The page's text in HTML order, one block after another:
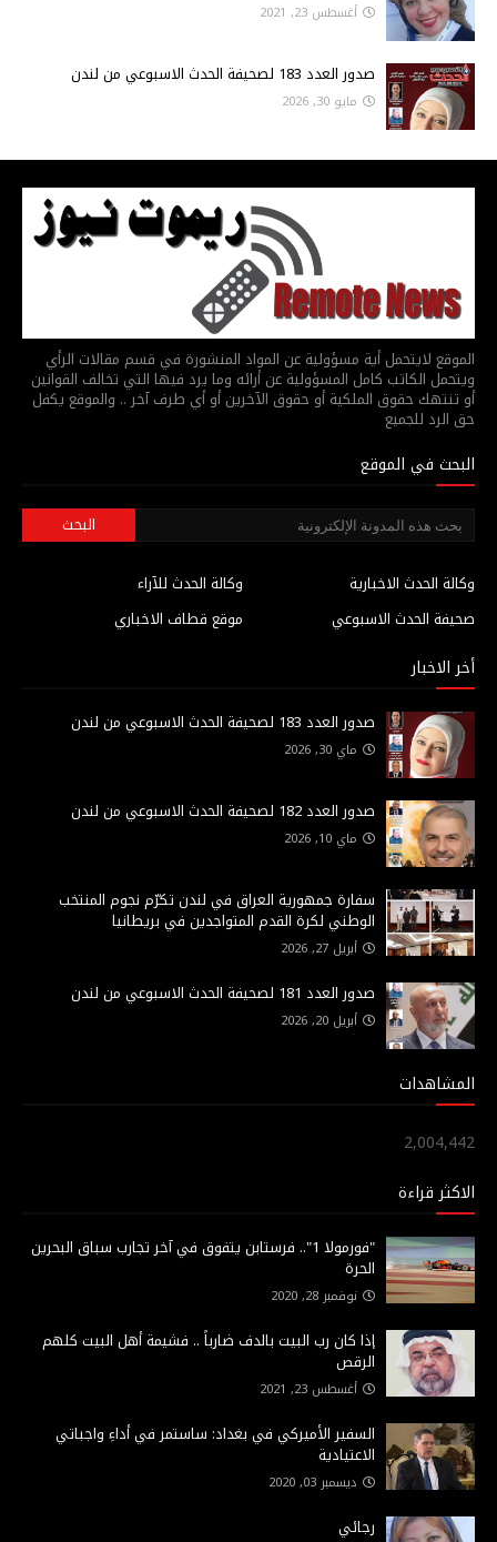
أغسطس 23, 2021
صدور العدد 183 لصحيفة الحدث الاسبوعي من لندن
مايو 30, 2026
الموقع لايتحمل أية مسؤولية عن المواد المنشورة في قسم مقالات الرأي
ويتحمل الكاتب كامل المسؤولية عن أرائه وما يرد فيها التي تخالف القوانين
أو تنتهك حقوق الملكية أو حقوق الآخرين أو أي طرف آخر .. والموقع يكفل
حق الرد للجميع
البحث في الموقع
وكالة الحدث للآراء
وكالة الحدث الاخبارية
موقع قطاف الاخباري
صحيفة الحدث الاسبوعي
أخر الاخبار
صدور العدد 183 لصحيفة الحدث الاسبوعي من لندن
ماي 30, 2026
صدور العدد 182 لصحيفة الحدث الاسبوعي من لندن
ماي 10, 2026
سفارة جمهورية العراق في لندن تكرّم نجوم المنتخب
الوطني لكرة القدم المتواجدين في بريطانيا
أبريل 27, 2026
صدور العدد 181 لصحيفة الحدث الاسبوعي من لندن
أبريل 20, 2026
المشاهدات
2,004,442
الاكثر قراءة
"فورمولا 1".. فرستابن يتفوق في آخر تجارب سباق البحرين
الحرة
نوفمبر 28, 2020
إذا كان رب البيت بالدف ضارباً .. فشيمة أهل البيت كلهم
الرقص
أغسطس 23, 2021
السفير الأميركي في بغداد: ساستمر في أداءِ واجباتي
الاعتيادية
ديسمبر 03, 2020
رجائي